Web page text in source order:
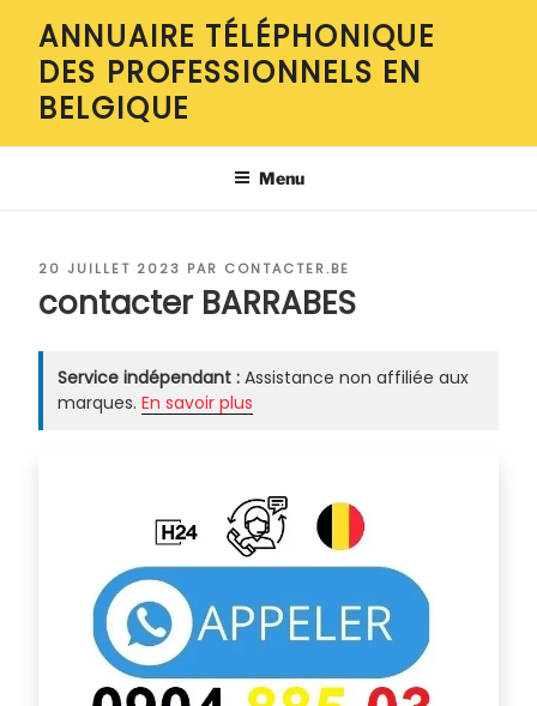
contenu
principal
ANNUAIRE TÉLÉPHONIQUE
DES PROFESSIONNELS EN
BELGIQUE
Menu
PUBLIÉ
20 JUILLET 2023 PAR CONTACTER.BE
contacter BARRABES
Service indépendant : Assistance non affiliée aux
marques. En savoir plus